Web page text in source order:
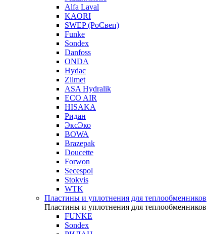
Alfa Laval
KAORI
SWEP (РоСвеп)
Funke
Sondex
Danfoss
ONDA
Hydac
Zilmet
ASA Hydralik
ECO AIR
HISAKA
Ридан
ЭксЭко
BOWA
Brazepak
Doucette
Forwon
Secespol
Stokvis
WTK
Пластины и уплотнения для теплообменников
Пластины и уплотнения для теплообменников
FUNKE
Sondex